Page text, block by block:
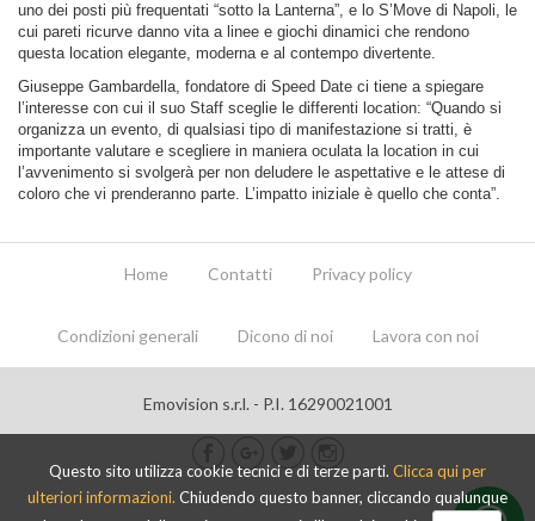
uno dei posti più frequentati “sotto la Lanterna”, e lo S’Move di Napoli, le
cui pareti ricurve danno vita a linee e giochi dinamici che rendono
questa location elegante, moderna e al contempo divertente.
Giuseppe Gambardella, fondatore di Speed Date ci tiene a spiegare
l’interesse con cui il suo Staff sceglie le differenti location: “Quando si
organizza un evento, di qualsiasi tipo di manifestazione si tratti, è
importante valutare e scegliere in maniera oculata la location in cui
l’avvenimento si svolgerà per non deludere le aspettative e le attese di
coloro che vi prenderanno parte. L’impatto iniziale è quello che conta”.
Home Contatti Privacy policy
Condizioni generali Dicono di noi Lavora con noi
Emovision s.r.l. - P.I. 16290021001
Questo sito utilizza cookie tecnici e di terze parti. Clicca qui per
ulteriori informazioni. Chiudendo questo banner, cliccando qualunque